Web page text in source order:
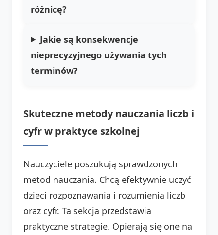
różnicę?
Jakie są konsekwencje
nieprecyzyjnego używania tych
terminów?
Skuteczne metody nauczania liczb i
cyfr w praktyce szkolnej
Nauczyciele poszukują sprawdzonych
metod nauczania. Chcą efektywnie uczyć
dzieci rozpoznawania i rozumienia liczb
oraz cyfr. Ta sekcja przedstawia
praktyczne strategie. Opierają się one na